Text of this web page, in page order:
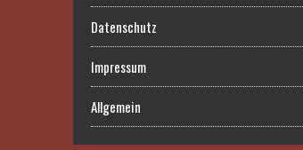
Datenschutz
Impressum
Allgemein